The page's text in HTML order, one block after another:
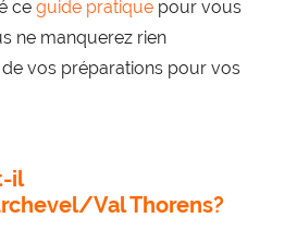
ce guide pratique pour vous
ne manquerez rien
vos préparations pour vos
il
Val Thorens?